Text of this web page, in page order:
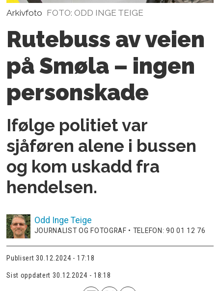
Arkivfoto FOTO: ODD INGE TEIGE
Rutebuss av veien
på Smøla – ingen
personskade
Ifølge politiet var
sjåføren alene i bussen
og kom uskadd fra
hendelsen.
Odd Inge Teige
JOURNALIST OG FOTOGRAF • TELEFON: 90 01 12 76
Publisert 30.12.2024 - 17:18
Sist oppdatert 30.12.2024 - 18:18